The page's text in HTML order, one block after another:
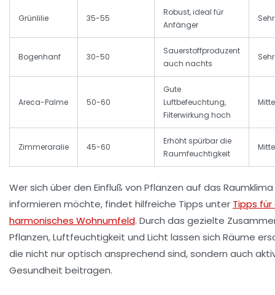
Grünlilie 35-55
Robust, ideal für
Anfänger
Bogenhanf 30-50
Sauerstoffproduzent
auch nachts
Areca-Palme 50-60
Gute
Luftbefeuchtung,
Filterwirkung hoch
Zimmeraralie 45-60
Erhöht spürbar die
Raumfeuchtigkeit
Wer sich über den Einfluß von Pflanzen auf das
informieren möchte, findet hilfreiche Tipps unter Tipps für
harmonisches Wohnumfeld. Durch das gezielte
Pflanzen, Luftfeuchtigkeit und Licht lassen sich Räume
die nicht nur optisch ansprechend sind, sondern auch
Gesundheit beitragen.